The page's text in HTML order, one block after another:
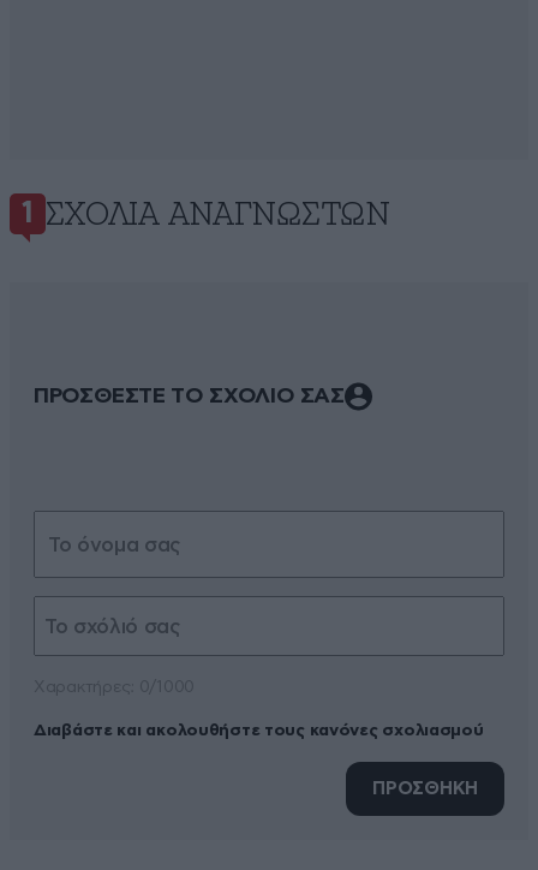
1 ΣΧΌΛΙΑ ΑΝΑΓΝΩΣΤΏΝ
ΠΡΟΣΘΕΣΤΕ ΤΟ ΣΧΟΛΙΟ ΣΑΣ
Διαβάστε και ακολουθήστε τους κανόνες σχολιασμού
ΠΡΟΣΘΗΚΗ